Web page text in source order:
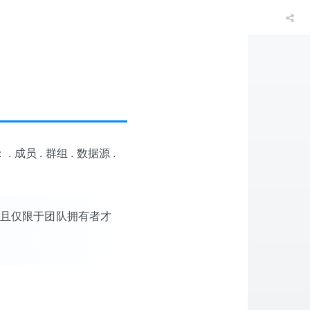
. 成员 . 群组 . 数据源 .
仅限于团队拥有者才